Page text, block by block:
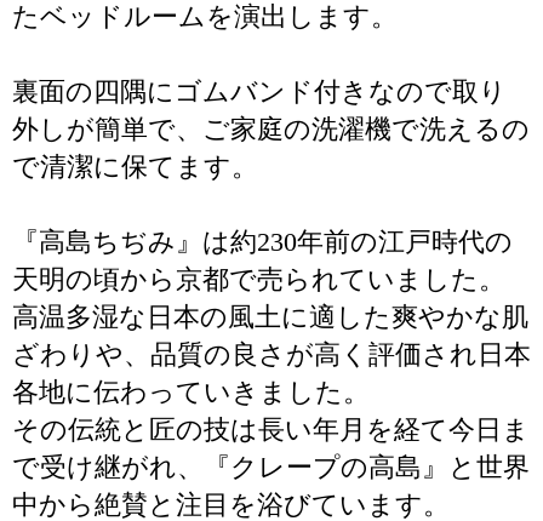
たベッドルームを演出します。
裏面の四隅にゴムバンド付きなので取り
外しが簡単で、ご家庭の洗濯機で洗えるの
で清潔に保てます。
『高島ちぢみ』は約230年前の江戸時代の
天明の頃から京都で売られていました。
高温多湿な日本の風土に適した爽やかな肌
ざわりや、品質の良さが高く評価され日本
各地に伝わっていきました。
その伝統と匠の技は長い年月を経て今日ま
で受け継がれ、『クレープの高島』と世界
中から絶賛と注目を浴びています。